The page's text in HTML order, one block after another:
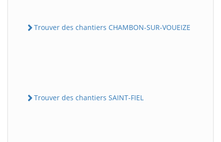
Trouver des chantiers CHAMBON-SUR-VOUEIZE
Trouver des chantiers SAINT-FIEL